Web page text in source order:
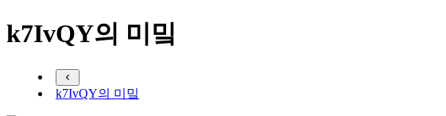
k7IvQY의 미밐
k7IvQY의 미밐